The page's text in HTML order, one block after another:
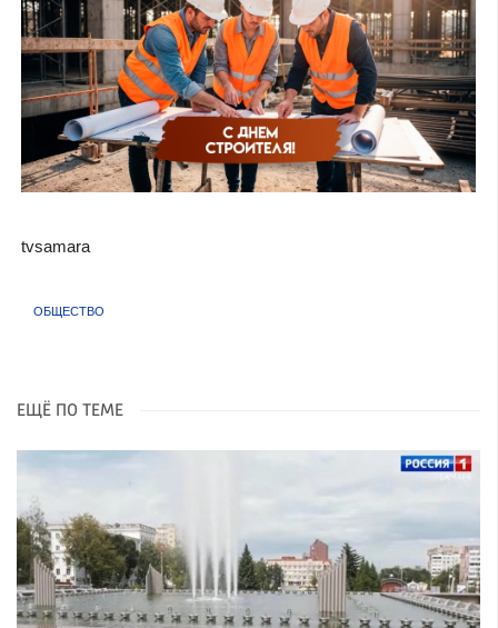
tvsamara
ОБЩЕСТВО
ЕЩЁ ПО ТЕМЕ